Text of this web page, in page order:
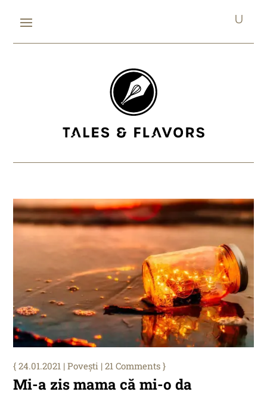
Mi-a zis mama că mi-o da
24.01.2021 |Povești | 21 Comments